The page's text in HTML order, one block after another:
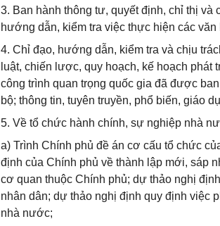
3. Ban hành thông tư, quyết định, chỉ thị
hướng dẫn, kiểm tra việc thực hiện các văn
4. Chỉ đạo, hướng dẫn, kiểm tra và chịu
luật, chiến lược, quy hoạch, kế hoạch phát
công trình quan trọng quốc gia đã được
bộ; thông tin, tuyên truyền, phổ biến, giáo
5. Về tổ chức hành chính, sự nghiệp nhà
a) Trình Chính phủ đề án cơ cấu tổ chức
định của Chính phủ về thành lập mới, sáp
cơ quan thuộc Chính phủ; dự thảo nghị
nhân dân; dự thảo nghị định quy định việc
nhà nước;